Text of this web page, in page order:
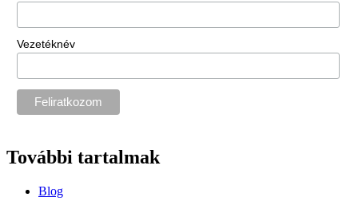
Vezetéknév
További tartalmak
Blog